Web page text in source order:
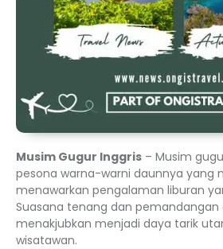
Musim Gugur Inggris – Musim
pesona warna-warni daunnya yang
menawarkan pengalaman liburan
Suasana tenang dan pemandangan
menakjubkan menjadi daya tarik
wisatawan.